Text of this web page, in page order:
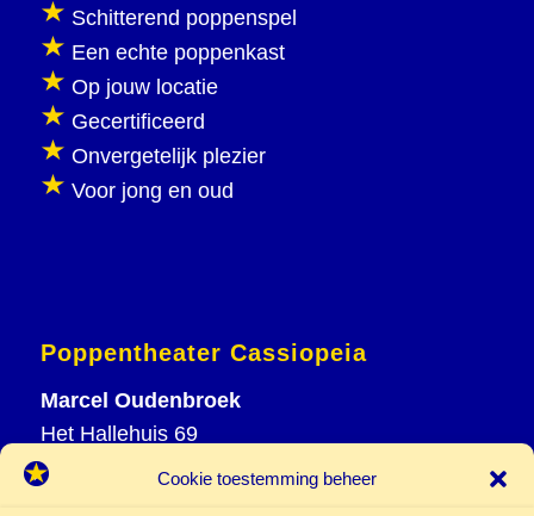
Cookie toestemming beheer
Schitterend poppenspel
Een echte poppenkast
Op jouw locatie
Gecertificeerd
Onvergetelijk plezier
Voor jong en oud
Poppentheater Cassiopeia
Marcel Oudenbroek
Het Hallehuis 69
3823 VH Amersfoort